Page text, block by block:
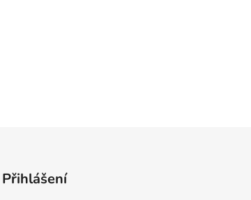
Přihlášení